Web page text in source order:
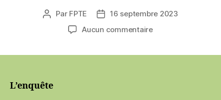
Auteur
l’article
Par FPTE
Date16 septembre 2023
Aucun commentairesur
L’enquête